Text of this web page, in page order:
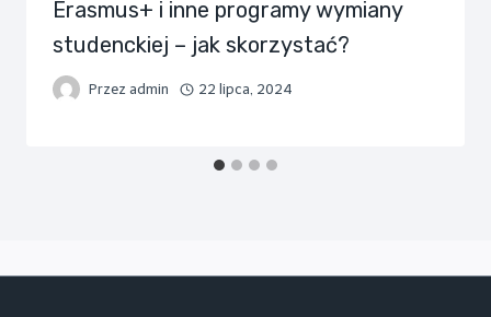
Erasmus+ i inne programy wymiany
studenckiej – jak skorzystać?
Przez admin 22 lipca, 2024